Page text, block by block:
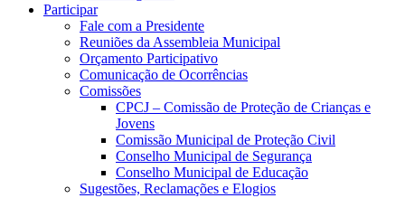
Participar
Fale com a Presidente
Reuniões da Assembleia Municipal
Orçamento Participativo
Comunicação de Ocorrências
Comissões
CPCJ – Comissão de Proteção de Crianças e
Jovens
Comissão Municipal de Proteção Civil
Conselho Municipal de Segurança
Conselho Municipal de Educação
Sugestões, Reclamações e Elogios